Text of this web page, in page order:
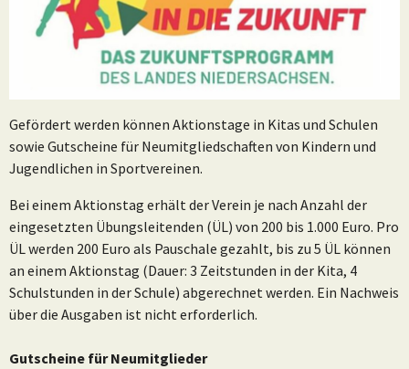
Gefördert werden können Aktionstage in Kitas und Schulen
sowie Gutscheine für Neumitgliedschaften von Kindern und
Jugendlichen in Sportvereinen.
Bei einem Aktionstag erhält der Verein je nach Anzahl der
eingesetzten Übungsleitenden (ÜL) von 200 bis 1.000 Euro. Pro
ÜL werden 200 Euro als Pauschale gezahlt, bis zu 5 ÜL können
an einem Aktionstag (Dauer: 3 Zeitstunden in der Kita, 4
Schulstunden in der Schule) abgerechnet werden. Ein Nachweis
über die Ausgaben ist nicht erforderlich.
Gutscheine für Neumitglieder